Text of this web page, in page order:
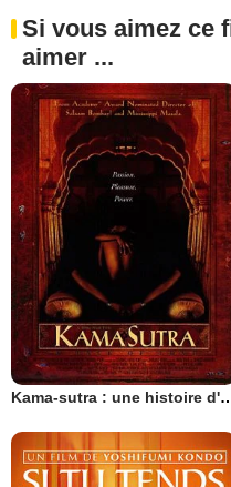
Si vous aimez ce
aimer ...
Kama-sutra : une